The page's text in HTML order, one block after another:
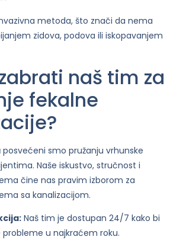
metoda, što znači da nema
zidova, podova ili iskopavanjem
naš tim za
fekalne
posvećeni smo pružanju vrhunske
Naše iskustvo, stručnost i
čine nas pravim izborom za
sa kanalizacijom.
Naš tim je dostupan 24/7 kako bi
probleme u najkraćem roku.